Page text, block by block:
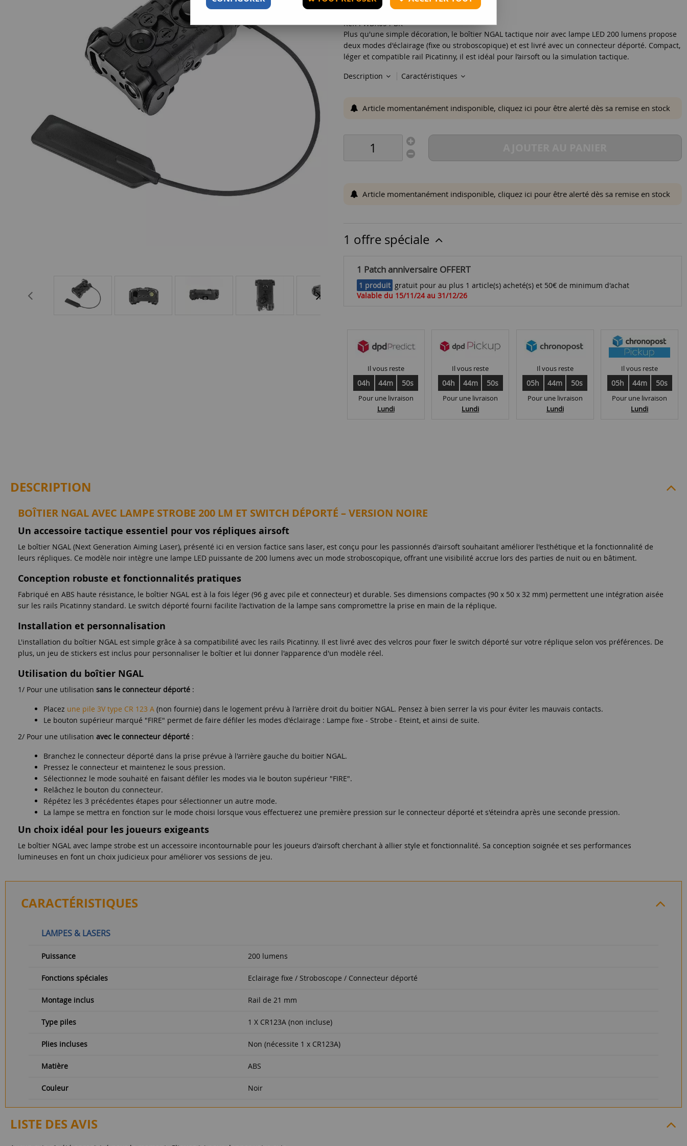
Réf. :WDX054-BK
Plus qu'une simple décoration, le boîtier NGAL tactique noir avec lampe LED 200 lumens propose
deux modes d'éclairage (fixe ou stroboscopique) et est livré avec un connecteur déporté. Compact,
léger et compatible rail Picatinny, il est idéal pour l’airsoft ou la simulation tactique.
Description
Caractéristiques
Article momentanément indisponible, cliquez ici pour être alerté dès sa remise en stock
Article momentanément indisponible, cliquez ici pour être alerté dès sa remise en stock
1 offre spéciale
1 Patch anniversaire OFFERT
1 produit gratuit pour au plus 1 article(s) acheté(s) et 50€ de minimum d'achat
Valable du 15/11/24 au 31/12/26
Il vous reste
04h 44m 49s
Pour une livraison
Lundi
Il vous reste
04h 44m 49s
Pour une livraison
Lundi
Il vous reste
05h 44m 49s
Pour une livraison
Lundi
Il vous reste
05h 44m 49s
Pour une livraison
Lundi
DESCRIPTION
BOÎTIER NGAL AVEC LAMPE STROBE 200 LM ET SWITCH DÉPORTÉ – VERSION NOIRE
Un accessoire tactique essentiel pour vos répliques airsoft
Le boîtier NGAL (Next Generation Aiming Laser), présenté ici en version factice sans laser, est conçu pour les passionnés d'airsoft souhaitant améliorer l'esthétique et la fonctionnalité de
leurs répliques. Ce modèle noir intègre une lampe LED puissante de 200 lumens avec un mode stroboscopique, offrant une visibilité accrue lors des parties de nuit ou en bâtiment.
Conception robuste et fonctionnalités pratiques
Fabriqué en ABS haute résistance, le boîtier NGAL est à la fois léger (96 g avec pile et connecteur) et durable. Ses dimensions compactes (90 x 50 x 32 mm) permettent une intégration aisée
sur les rails Picatinny standard. Le switch déporté fourni facilite l'activation de la lampe sans compromettre la prise en main de la réplique.
Installation et personnalisation
L'installation du boîtier NGAL est simple grâce à sa compatibilité avec les rails Picatinny. Il est livré avec des velcros pour fixer le switch déporté sur votre réplique selon vos préférences. De
plus, un jeu de stickers est inclus pour personnaliser le boîtier et lui donner l'apparence d'un modèle réel.
Utilisation du boîtier NGAL
1/ Pour une utilisation sans le connecteur déporté :
Placez une pile 3V type CR 123 A (non fournie) dans le logement prévu à l'arrière droit du boitier NGAL. Pensez à bien serrer la vis pour éviter les mauvais contacts.
Le bouton supérieur marqué "FIRE" permet de faire défiler les modes d'éclairage : Lampe fixe - Strobe - Eteint, et ainsi de suite.
2/ Pour une utilisation avec le connecteur déporté :
Branchez le connecteur déporté dans la prise prévue à l'arrière gauche du boitier NGAL.
Pressez le connecteur et maintenez le sous pression.
Sélectionnez le mode souhaité en faisant défiler les modes via le bouton supérieur "FIRE".
Relâchez le bouton du connecteur.
Répétez les 3 précédentes étapes pour sélectionner un autre mode.
La lampe se mettra en fonction sur le mode choisi lorsque vous effectuerez une première pression sur le connecteur déporté et s'éteindra après une seconde pression.
Un choix idéal pour les joueurs exigeants
Le boîtier NGAL avec lampe strobe est un accessoire incontournable pour les joueurs d'airsoft cherchant à allier style et fonctionnalité. Sa conception soignée et ses performances
lumineuses en font un choix judicieux pour améliorer vos sessions de jeu.
CARACTÉRISTIQUES
LAMPES & LASERS
Puissance 200 lumens
Fonctions spéciales Eclairage fixe / Stroboscope / Connecteur déporté
Montage inclus Rail de 21 mm
Type piles 1 X CR123A (non incluse)
Plies incluses Non (nécessite 1 x CR123A)
Matière ABS
Couleur Noir
LISTE DES AVIS